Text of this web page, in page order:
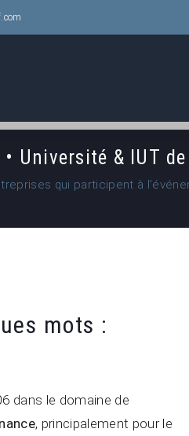
• Université & IUT
qui participent à
mots :
dans le domaine de
, principalement pour le